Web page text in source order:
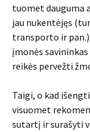
tuomet dauguma
jau nukentėjęs
transporto ir
įmonės
reikės pervežti
Taigi, o kad
visuomet
sutartį ir surašyti